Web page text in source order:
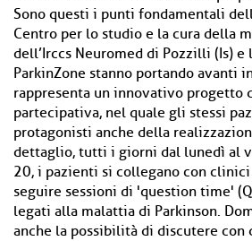
Sono questi i punti fondamentali
Centro per lo studio e la cura della
dell’Irccs Neuromed di Pozzilli (Is) e
ParkinZone stanno portando avanti
rappresenta un innovativo progetto
partecipativa, nel quale gli stessi
protagonisti anche della
dettaglio, tutti i giorni dal lunedì al
20, i pazienti si collegano con
seguire sessioni di 'question time'
legati alla malattia di Parkinson.
anche la possibilità di discutere